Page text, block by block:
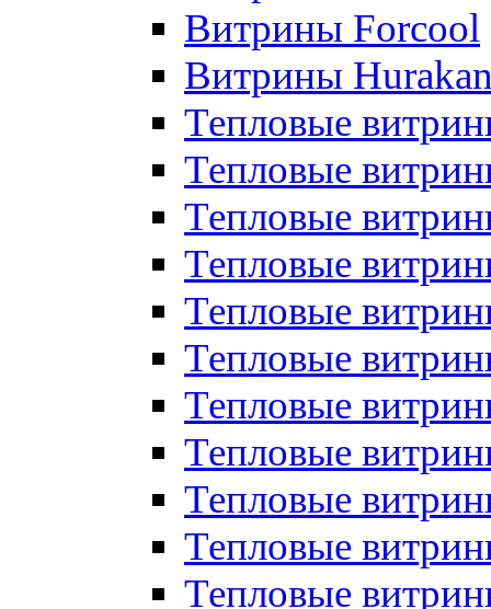
Витрины Forcool
Витрины
Тепловые
Тепловые
Тепловые
Тепловые
Тепловые
Тепловые
Тепловые
Тепловые
Тепловые
Тепловые
Тепловые